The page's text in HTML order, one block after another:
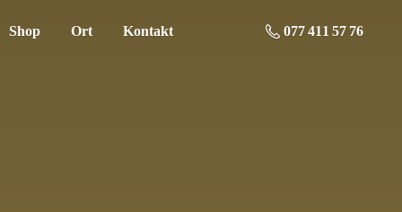
Shop Ort Kontakt 077 411 57 76